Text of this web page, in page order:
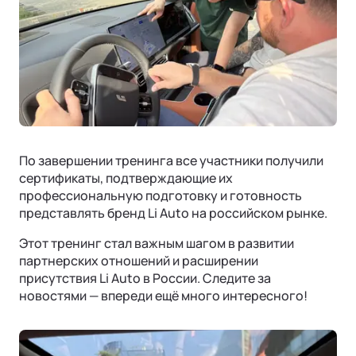
ФИНАНСЫ И УСЛУГИ
ПОДДЕРЖКА
Гарантия
По завершении тренинга все участники получили
сертификаты, подтверждающие их
профессиональную подготовку и готовность
представлять бренд Li Auto на российском рынке.
Этот тренинг стал важным шагом в развитии
партнерских отношений и расширении
присутствия Li Auto в России. Следите за
новостями — впереди ещё много интересного!